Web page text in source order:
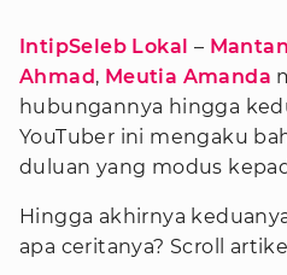
IntipSeleb Lokal –
Ahmad, Meutia Amanda
hubungannya hingga
YouTuber ini mengaku
duluan yang modus
Hingga akhirnya
apa ceritanya? Scroll